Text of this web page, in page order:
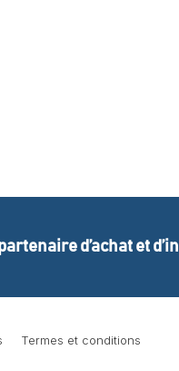
d’achat et
Termes et conditions